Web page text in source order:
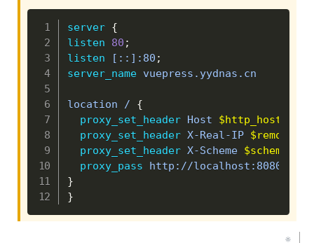
server {
listen
80 ;
listen [::]:80 ;
server_name vuepress.yydnas.cn
location /
{
proxy_set_header Host $http_host
proxy_set_header X-Real-IP
proxy_set_header X-Scheme $scheme
proxy_pass http://localhost:8080/
}
}